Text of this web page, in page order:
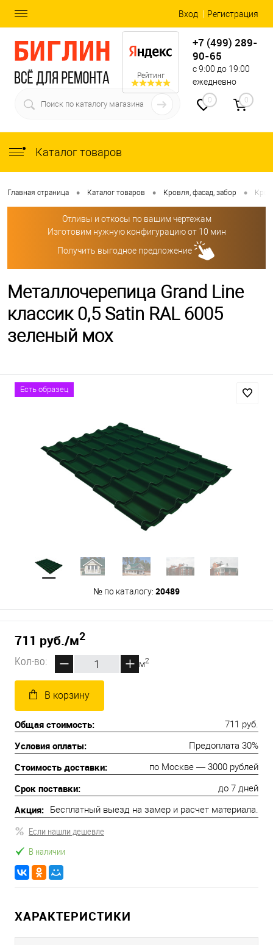
Вход Регистрация
Рейтинг
+7 (499) 289-
90-65
с 9:00 до 19:00
ежедневно
0 0
Каталог товаров
Главная страница • Каталог товаров • Кровля, фасад, забор •
Отливы и откосы по вашим чертежам
Изготовим нужную конфигурацию от 10 мин
Получить выгодное предложение
Металлочерепица Grand Line
классик 0,5 Satin RAL 6005
зеленый мох
Есть образец
№ по каталогу: 20489
711 руб./м2
Кол-во:
м2
В корзину
Общая стоимость: 711 руб.
Условия оплаты: Предоплата 30%
Стоимость доставки: по Москве — 3000 рублей
Срок поставки: до 7 дней
Акция: Бесплатный выезд на замер и расчет материала.
Если нашли дешевле
В наличии
ХАРАКТЕРИСТИКИ